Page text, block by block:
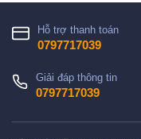
Hỗ trợ thanh toán
0797717039
Giải đáp thông tin
0797717039